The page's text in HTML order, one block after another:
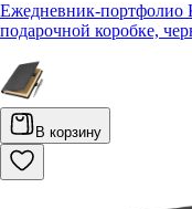
Ежедневник-портфолио
подарочной коробке,
В корзину